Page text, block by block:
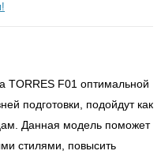
TORRES F01 оптимальной
подготовки, подойдут как
Данная модель поможет
стилями, повысить